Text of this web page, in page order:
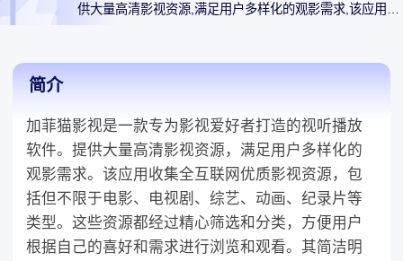
供大量高清影视资源,满足用户多样化的观影需求,该应用收
简介
加菲猫影视是一款专为影视爱好者打造的视听播放
软件。提供大量高清影视资源，满足用户多样化的
观影需求。该应用收集全互联网优质影视资源，包
括但不限于电影、电视剧、综艺、动画、纪录片等
类型。这些资源都经过精心筛选和分类，方便用户
根据自己的喜好和需求进行浏览和观看。其简洁明